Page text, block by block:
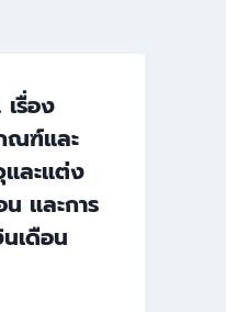
รื่อง
ณฑ์และ
และแต่ง
น และการ
เดือน